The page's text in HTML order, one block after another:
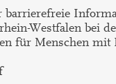
barrierefreie
Westfalen bei
für Men­schen mit